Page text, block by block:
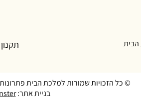
הבית
© כל הזכויות שמורות למלכת הבית
בניית אתר: